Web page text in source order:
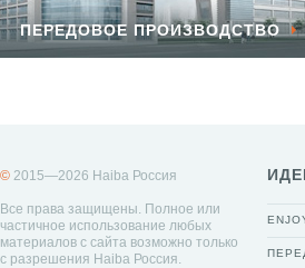
ПЕРЕДОВОЕ ПРОИЗВОДСТВО
© 2015—2026 Haiba Россия
Все права защищены. Полное или
частичное использование любых
материалов с сайта возможно только
с разрешения Haiba Россия.